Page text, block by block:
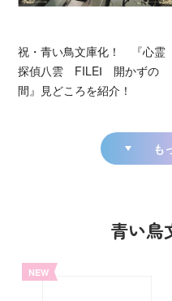
祝・青い鳥文庫化！ 『心霊
探偵八雲 FILEⅠ 開かずの
間』見どころを紹介！
も
青い鳥
NEW